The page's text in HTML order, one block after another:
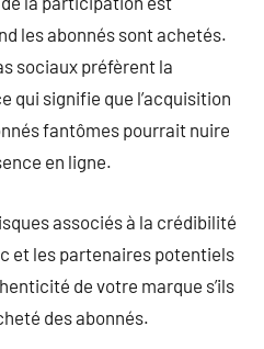
les abonnés sont achetés.
sociaux préfèrent la
qui signifie que l’acquisition
fantômes pourrait nuire
en ligne.
associés à la crédibilité
et les partenaires potentiels
de votre marque s’ils
des abonnés.